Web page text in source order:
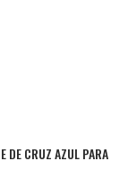
DE CRUZ AZUL PARA